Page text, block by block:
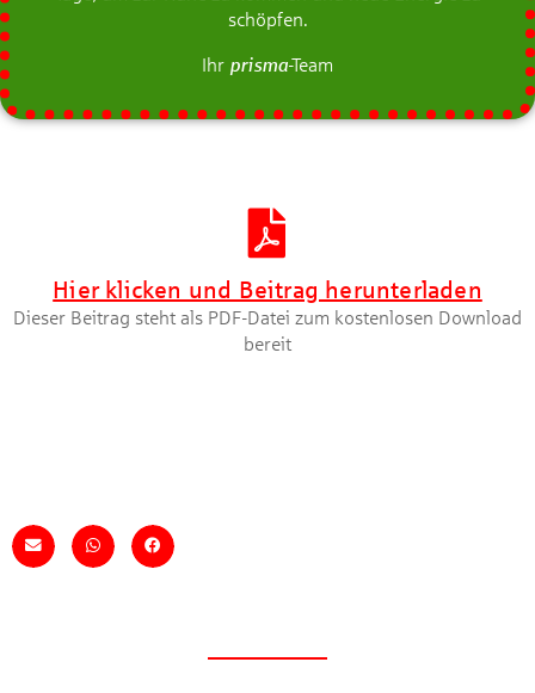
schöpfen.
Ihr prisma-Team
Hier klicken und Beitrag herunterladen
Dieser Beitrag steht als PDF-Datei zum kostenlosen Download
bereit